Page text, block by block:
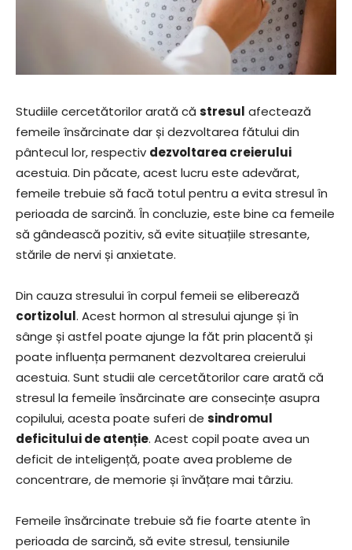
Studiile cercetătorilor arată că stresul afectează
femeile însărcinate dar și dezvoltarea fătului din
pântecul lor, respectiv dezvoltarea creierului
acestuia. Din păcate, acest lucru este adevărat,
femeile trebuie să facă totul pentru a evita stresul în
perioada de sarcină. În concluzie, este bine ca femeile
să gândească pozitiv, să evite situațiile stresante,
stările de nervi și anxietate.
Din cauza stresului în corpul femeii se eliberează
cortizolul. Acest hormon al stresului ajunge și în
sânge și astfel poate ajunge la făt prin placentă și
poate influența permanent dezvoltarea creierului
acestuia. Sunt studii ale cercetătorilor care arată că
stresul la femeile însărcinate are consecințe asupra
copilului, acesta poate suferi de sindromul
deficitului de atenție. Acest copil poate avea un
deficit de inteligență, poate avea probleme de
concentrare, de memorie și învățare mai târziu.
Femeile însărcinate trebuie să fie foarte atente în
perioada de sarcină, să evite stresul, tensiunile